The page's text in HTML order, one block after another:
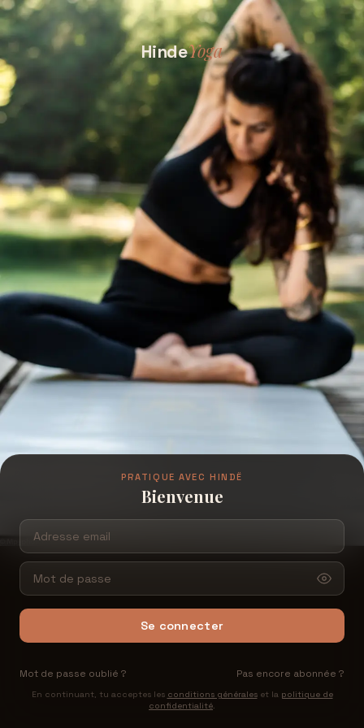
HindeYoga
PRATIQUE AVEC HINDË
Bienvenue
Se connecter
Mot de passe oublié ? Pas encore abonnée ?
En continuant, tu acceptes les conditions généraleset la politique de
confidentialité.